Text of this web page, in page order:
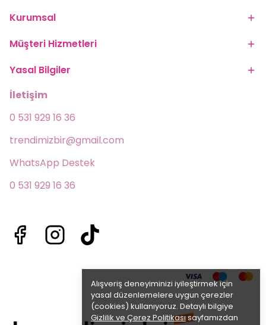
Alışveriş deneyiminizi iyileştirmek için
yasal düzenlemelere uygun çerezler
(cookies) kullanıyoruz. Detaylı bilgiye
Gizlilik ve Çerez Politikasısayfamızdan
Kurumsal
Müşteri Hizmetleri
Yasal Bilgiler
İletişim
0 531 929 16 36
trendimizbir@gmail.com
WhatsApp Destek
0 531 929 16 36